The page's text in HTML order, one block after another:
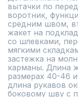
вытачки по
воротник,
средним швом,
жакет на
со шлевками,
мягкими
застежка на
карманы. Длина
размерах 40-46
длина рукавов
боковому шву с